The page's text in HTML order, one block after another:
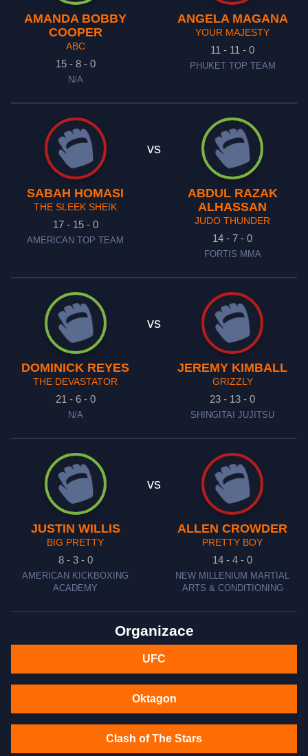
AMANDA BOBBY
COOPER
ABC
15 - 8 - 0
N/A
ANGELA MAGANA
YOUR MAJESTY
11 - 11 - 0
PHUKET TOP TEAM
SABAH HOMASI
THE SLEEK SHEIK
17 - 15 - 0
AMERICAN TOP TEAM
vs
ABDUL RAZAK
ALHASSAN
JUDO THUNDER
14 - 7 - 0
FORTIS MMA
DOMINICK REYES
THE DEVASTATOR
21 - 6 - 0
N/A
vs
JEREMY KIMBALL
GRIZZLY
23 - 13 - 0
SHINGITAI JUJITSU
JUSTIN WILLIS
BIG PRETTY
8 - 3 - 0
AMERICAN KICKBOXING
ACADEMY
vs
ALLEN CROWDER
PRETTY BOY
14 - 4 - 0
NEW MILLENIUM MARTIAL
ARTS & CONDITIONING
Organizace
UFC
Oktagon
Clash of The Stars